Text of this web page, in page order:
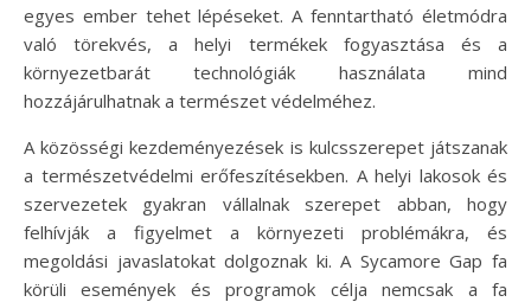
egyes ember tehet lépéseket. A fenntartható életmódra
való törekvés, a helyi termékek fogyasztása és a
környezetbarát technológiák használata mind
hozzájárulhatnak a természet védelméhez.
A közösségi kezdeményezések is kulcsszerepet játszanak
a természetvédelmi erőfeszítésekben. A helyi lakosok és
szervezetek gyakran vállalnak szerepet abban, hogy
felhívják a figyelmet a környezeti problémákra, és
megoldási javaslatokat dolgoznak ki. A Sycamore Gap fa
körüli események és programok célja nemcsak a fa